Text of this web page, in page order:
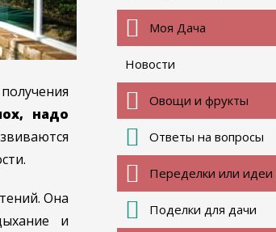
надо
Она
и
Моя Дача
Новости
Овощи и фрукты
Ответы на вопросы
Переделки или идеи
Поделки для дачи